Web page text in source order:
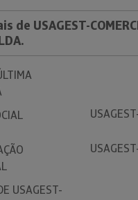
de USAGEST-
USAGEST-